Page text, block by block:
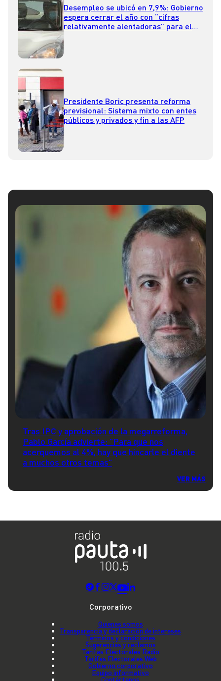
Desempleo se ubicó en 7,9%: Gobierno
espera cerrar el año con “cifras
relativamente alentadoras” para el
Presidente Boric presenta reforma
previsional: Sistema mixto con entes
públicos y privados y fin a las AFP
Tras IPC y aprobación de la megarreforma,
Pablo García advierte: "Para que nos
acerquemos al 4%, hay que hincarle el diente
a muchos otros temas"
VER MÁS
Corporativo
Quienes somos
Transparencia y declaración de intereses
Términos y condiciones
Sugerencias y reclamos
Tarifas Electorales Radio
Tarifas Electorales Web
Gobierno corporativo
Equipo informativo
Contáctenos